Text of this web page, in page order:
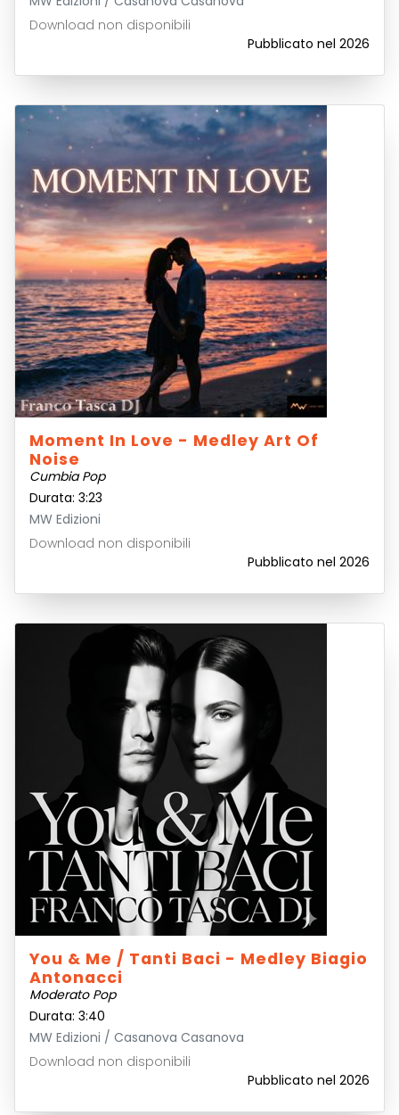
Download non disponibili
Pubblicato nel 2026
Moment In Love - Medley Art Of
Noise
Cumbia Pop
Durata: 3:23
MW Edizioni
Download non disponibili
Pubblicato nel 2026
You & Me / Tanti Baci - Medley Biagio
Antonacci
Moderato Pop
Durata: 3:40
MW Edizioni / Casanova Casanova
Download non disponibili
Pubblicato nel 2026